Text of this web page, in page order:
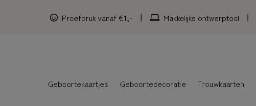
Proefdruk vanaf €1,- Makkelijke ontwerptool
Geboortekaartjes Geboortedecoratie Trouwkaarten